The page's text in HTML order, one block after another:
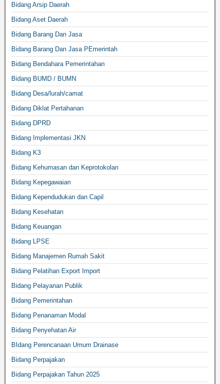
Bidang Arsip Daerah
Bidang Aset Daerah
Bidang Barang Dan Jasa
Bidang Barang Dan Jasa PEmerintah
Bidang Bendahara Pemerintahan
Bidang BUMD / BUMN
Bidang Desa/lurah/camat
Bidang Diklat Pertahanan
Bidang DPRD
Bidang Implementasi JKN
Bidang K3
Bidang Kehumasan dan Keprotokolan
Bidang Kepegawaian
Bidang Kependudukan dan Capil
Bidang Kesehatan
Bidang Keuangan
Bidang LPSE
Bidang Manajemen Rumah Sakit
Bidang Pelatihan Export Import
Bidang Pelayanan Publik
Bidang Pemerintahan
Bidang Penanaman Modal
Bidang Penyehatan Air
BIdang Perencanaan Umum Drainase
Bidang Perpajakan
Bidang Perpajakan Tahun 2025